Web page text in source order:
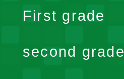
First grade
second grade